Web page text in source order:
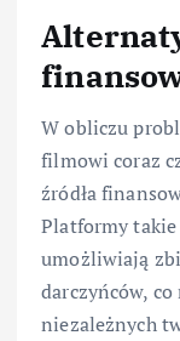
W obliczu
filmowi coraz
źródła
Platformy
umożliwiają
darczyńców,
niezależnych